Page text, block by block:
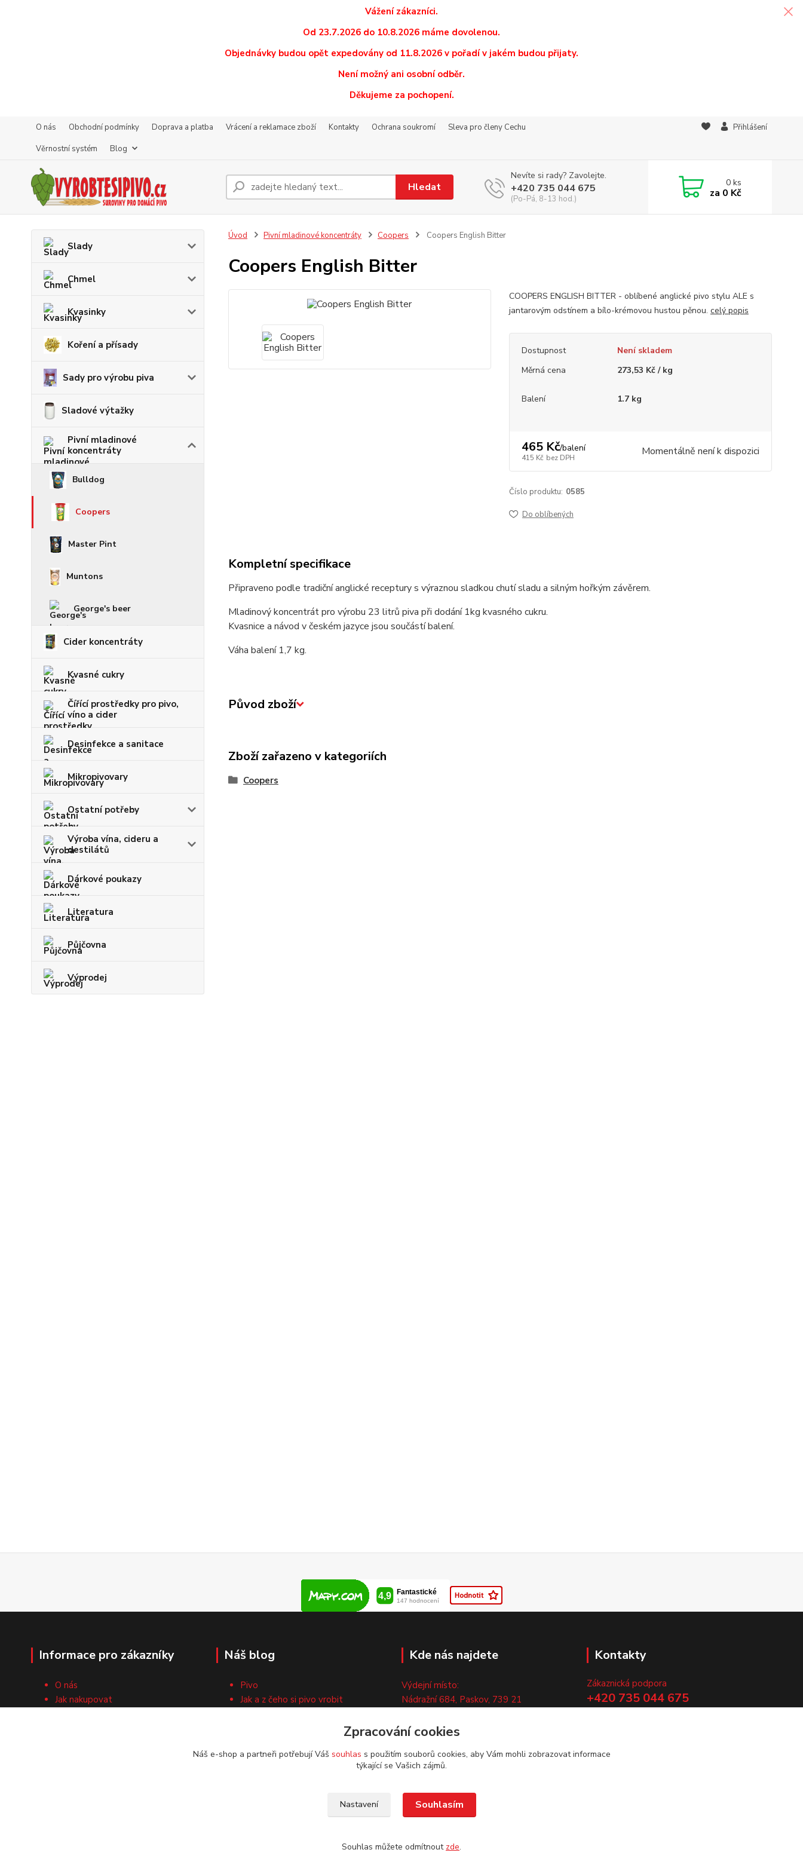
Vážení zákazníci.
Od 23.7.2026 do 10.8.2026 máme dovolenou.
Objednávky budou opět expedovány od 11.8.2026 v pořadí v jakém budou přijaty.
Není možný ani osobní odběr.
Děkujeme za pochopení.
O nás Obchodní podmínky Doprava a platba Vrácení a reklamace zboží Kontakty Ochrana soukromí
Sleva pro členy Cechu
Věrnostní systém
Blog
Přihlášení
Hledat
Nevíte si rady? Zavolejte.
+420 735 044 675
(Po-Pá, 8-13 hod.)
0ks
za 0 Kč
Slady
Chmel
Kvasinky
Koření a přísady
Sady pro výrobu piva
Sladové výtažky
Pivní mladinové
koncentráty
Bulldog
Coopers
Master Pint
Muntons
George's beer
Cider koncentráty
Kvasné cukry
Čířící prostředky pro pivo,
víno a cider
Desinfekce a sanitace
Mikropivovary
Ostatní potřeby
Výroba vína, cideru a
destilátů
Dárkové poukazy
Literatura
Půjčovna
Výprodej
Úvod Pivní mladinové koncentráty Coopers Coopers English Bitter
Coopers English Bitter
COOPERS ENGLISH BITTER - oblíbené anglické pivo stylu ALE s
jantarovým odstínem a bílo-krémovou hustou pěnou. celý popis
Dostupnost
Není skladem
Měrná cena
273,53 Kč / kg
Balení 1.7 kg
465 Kč/balení
415 Kč bez DPH Momentálně není k dispozici
Číslo produktu: 0585
Do oblíbených
Kompletní specifikace
Připraveno podle tradiční anglické receptury s výraznou sladkou chutí sladu a silným hořkým závěrem.
Mladinový koncentrát pro výrobu 23 litrů piva při dodání 1kg kvasného cukru.
Kvasnice a návod v českém jazyce jsou součástí balení.
Váha balení 1,7 kg.
Původ zboží
Zboží zařazeno v kategoriích
Coopers
Informace pro zákazníky
O nás
Jak nakupovat
Náš blog
Pivo
Jak a z čeho si pivo vrobit
Kde nás najdete
Výdejní místo:
Nádražní 684, Paskov, 739 21
Pouze po předchozí tel. domluvě.
Kontakty
Zákaznická podpora
+420 735 044 675
Zpracování cookies
Náš e-shop a partneři potřebují Váš souhlas s použitím souborů cookies, aby Vám mohli zobrazovat informace
týkající se Vašich zájmů.
Nastavení Souhlasím
Souhlas můžete odmítnout zde.